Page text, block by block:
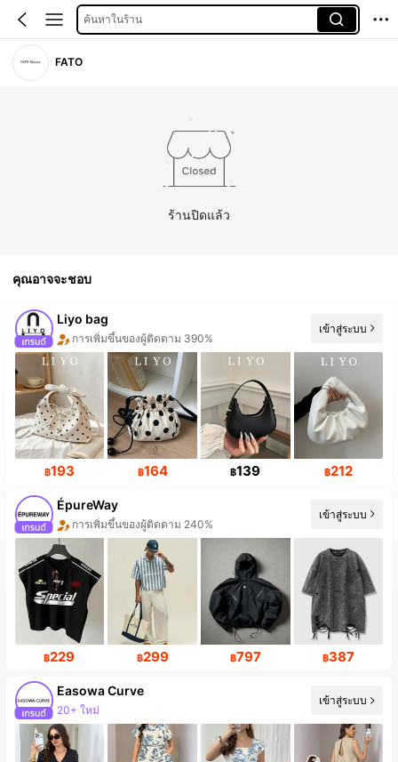
ค้นหาในร้าน
FATO
ร้านปิดแล้ว
คุณอาจจะชอบ
Liyo bag
การเพิ่มขึ้นของผู้ติดตาม 390%
เข้าสู่ระบบ
฿193 ฿164 ฿139 ฿212
ÉpureWay
การเพิ่มขึ้นของผู้ติดตาม 240%
เข้าสู่ระบบ
฿229 ฿299 ฿797 ฿387
Easowa Curve
20+ ใหม่
เข้าสู่ระบบ